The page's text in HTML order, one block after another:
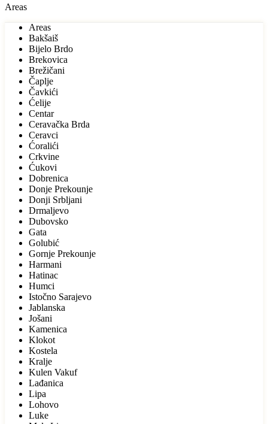
Areas
Areas
Bakšaiš
Bijelo Brdo
Brekovica
Brežičani
Čaplje
Čavkići
Ćelije
Centar
Ceravačka Brda
Ceravci
Ćoralići
Crkvine
Ćukovi
Dobrenica
Donje Prekounje
Donji Srbljani
Drmaljevo
Dubovsko
Gata
Golubić
Gornje Prekounje
Harmani
Hatinac
Humci
Istočno Sarajevo
Jablanska
Jošani
Kamenica
Klokot
Kostela
Kralje
Kulen Vakuf
Lađanica
Lipa
Lohovo
Luke